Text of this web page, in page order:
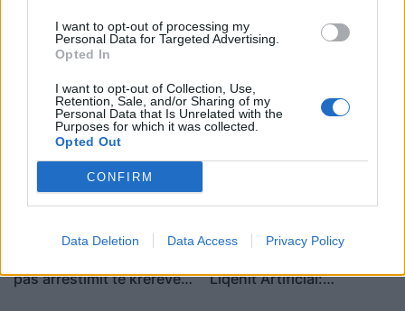
I want to opt-out of processing my
Personal Data for Targeted Advertising.
Opted In
I want to opt-out of Collection, Use,
Retention, Sale, and/or Sharing of my
Personal Data that Is Unrelated with the
Purposes for which it was collected.
Opted Out
CONFIRM
Data Deletion Data Access Privacy Policy
Aksident fatal në Durrës,
makina përplas për vdekje
shoqërohet në polici
Kërcënim me bombë në
Milano, gjashtë qendra
mesazhit me email
SHBA ndal përkohësisht
pas arrestimit të krerëve
Protesta e 67-të,
Liqenit Artificial: